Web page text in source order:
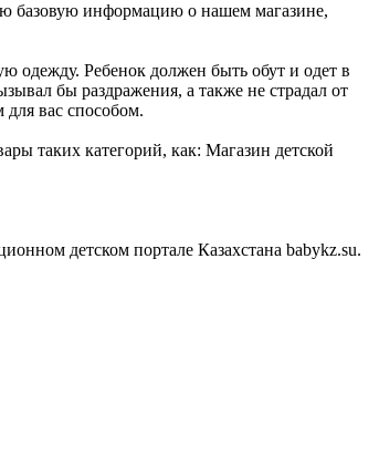
базовую информацию о нашем магазине,
одежду. Ребенок должен быть обут и одет в
бы раздражения, а также не страдал от
вас способом.
таких категорий, как: Магазин детской
детском портале Казахстана babykz.su.